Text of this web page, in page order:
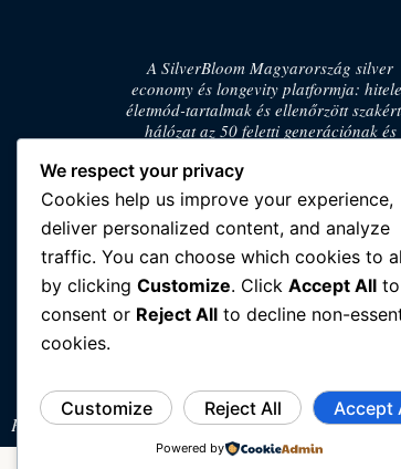
A SilverBloom Magyarország silver
economy és longevity platformja:
életmód-tartalmak és ellenőrzött
hálózat az 50 feletti generációnak és
Powered by SOLADESIGN
We respect your privacy
Cookies help us improve your experience,
deliver personalized content, and analyze
traffic. You can choose which cookies to
by clicking Customize. Click Accept All to
consent or Reject All to decline non-
cookies.
Customize Reject All Accept
Powered by